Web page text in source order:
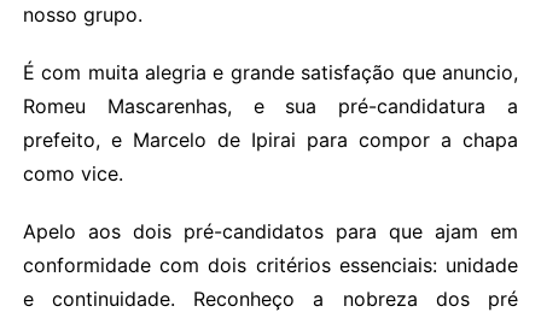
nosso grupo.
É com muita alegria e grande satisfação que anuncio,
Romeu Mascarenhas, e sua pré-candidatura a
prefeito, e Marcelo de Ipirai para compor a chapa
como vice.
Apelo aos dois pré-candidatos para que ajam em
conformidade com dois critérios essenciais: unidade
e continuidade. Reconheço a nobreza dos pré